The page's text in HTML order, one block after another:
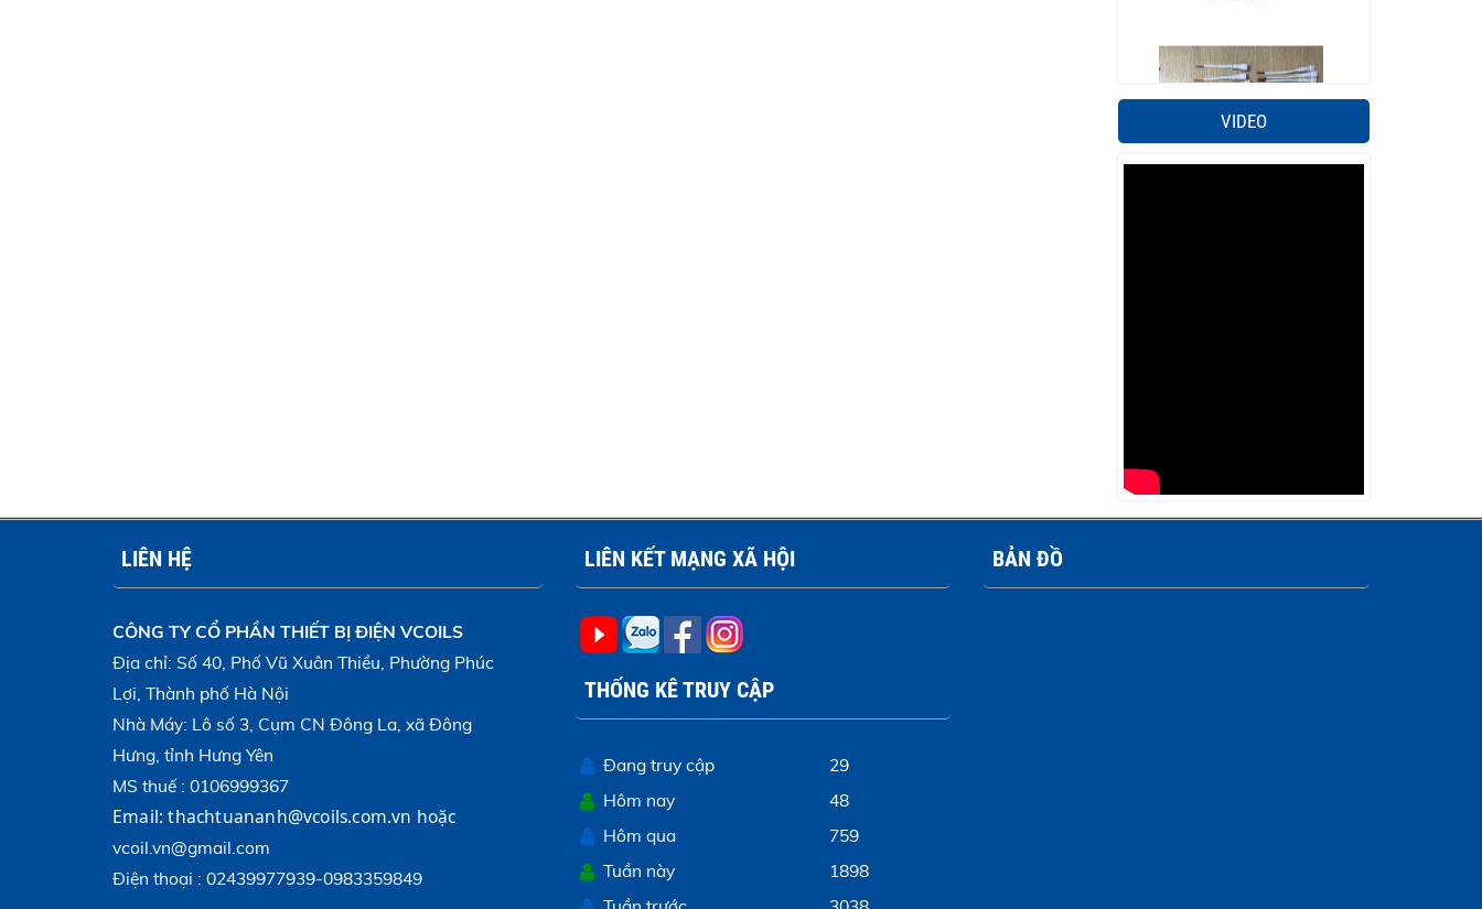
VIDEO
LIÊN HỆ
CÔNG TY CỔ PHẦN THIẾT BỊ ĐIỆN VCOILS
Địa chỉ: Số 40, Phố Vũ Xuân Thiều, Phường Phúc
Lợi, Thành phố Hà Nội
Nhà Máy: Lô số 3, Cụm CN Đông La, xã Đông
Hưng, tỉnh Hưng Yên
MS thuế : 0106999367
Email: thachtuananh@vcoils.com.vn
vcoil.vn@gmail.com
Điện thoại : 02439977939-0983359849
LIÊN KẾT MẠNG XÃ HỘI
THỐNG KÊ TRUY CẬP
Đang truy cập
29
Hôm nay
48
Hôm qua
759
Tuần này
1898
BẢN ĐỒ